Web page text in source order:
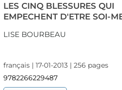
LES CINQ BLESSURES QUI
EMPECHENT D'ETRE SOI-
LISE BOURBEAU
français | 17-01-2013 | 256 pages
9782266229487